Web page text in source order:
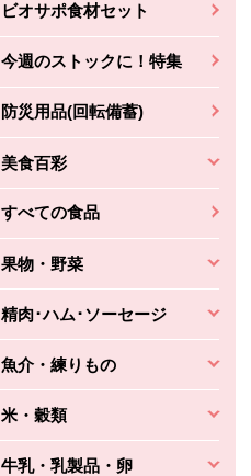
ビオサポ食材セット
今週のストックに！特集
防災用品(回転備蓄)
美食百彩
すべての食品
果物・野菜
精肉･ハム･ソーセージ
魚介・練りもの
米・穀類
牛乳・乳製品・卵
バルサミコ
本体2,160円 (税込2,333円)
かごへ